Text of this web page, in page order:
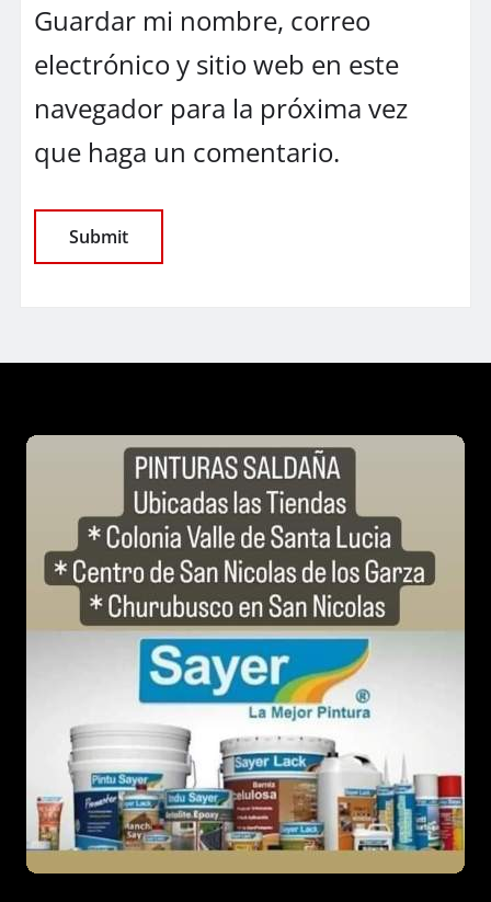
Guardar mi nombre, correo
electrónico y sitio web en este
navegador para la próxima vez
que haga un comentario.